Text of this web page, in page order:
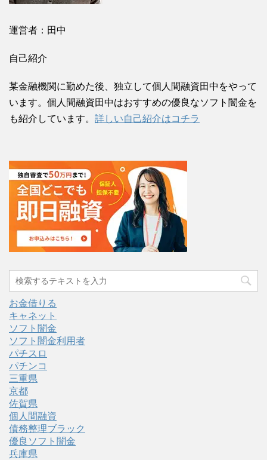
運営者：田中
自己紹介
某金融機関に勤めた後、独立して個人間融資田中をやって
います。個人間融資田中はおすすめの優良なソフト闇金を
も紹介しています。 詳しい自己紹介はコチラ
お金借りる
キャネット
ソフト闇金
ソフト闇金利用者
パチスロ
パチンコ
三重県
京都
佐賀県
個人間融資
債務整理ブラック
優良ソフト闇金
兵庫県